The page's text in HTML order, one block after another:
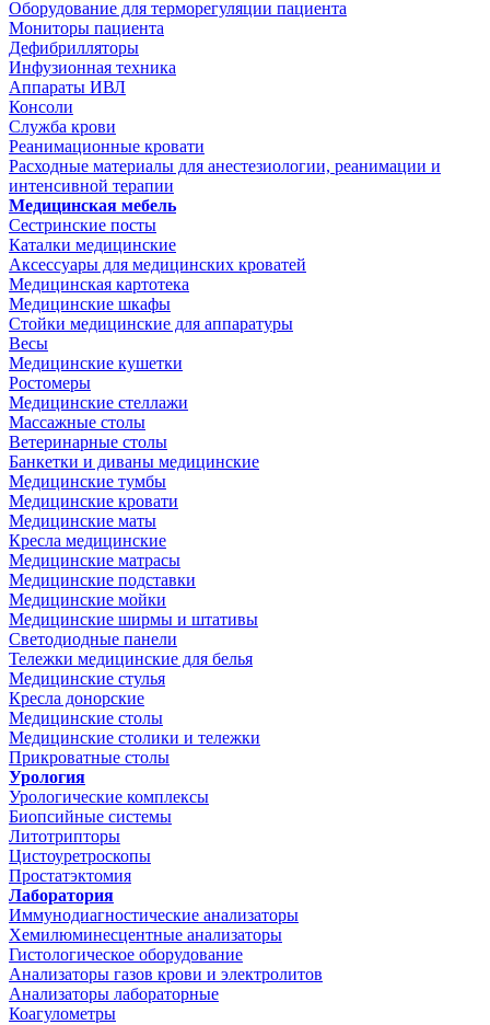
Оборудование для терморегуляции пациента
Мониторы пациента
Дефибрилляторы
Инфузионная техника
Аппараты ИВЛ
Консоли
Служба крови
Реанимационные кровати
Расходные материалы для анестезиологии, реанимации и
интенсивной терапии
Медицинская мебель
Сестринские посты
Каталки медицинские
Аксессуары для медицинских кроватей
Медицинская картотека
Медицинские шкафы
Стойки медицинские для аппаратуры
Весы
Медицинские кушетки
Ростомеры
Медицинские стеллажи
Массажные столы
Ветеринарные столы
Банкетки и диваны медицинские
Медицинские тумбы
Медицинские кровати
Медицинские маты
Кресла медицинские
Медицинские матрасы
Медицинские подставки
Медицинские мойки
Медицинские ширмы и штативы
Светодиодные панели
Тележки медицинские для белья
Медицинские стулья
Кресла донорские
Медицинские столы
Медицинские столики и тележки
Прикроватные столы
Урология
Урологические комплексы
Биопсийные системы
Литотрипторы
Цистоуретроскопы
Простатэктомия
Лаборатория
Иммунодиагностические анализаторы
Хемилюминесцентные анализаторы
Гистологическое оборудование
Анализаторы газов крови и электролитов
Анализаторы лабораторные
Коагулометры